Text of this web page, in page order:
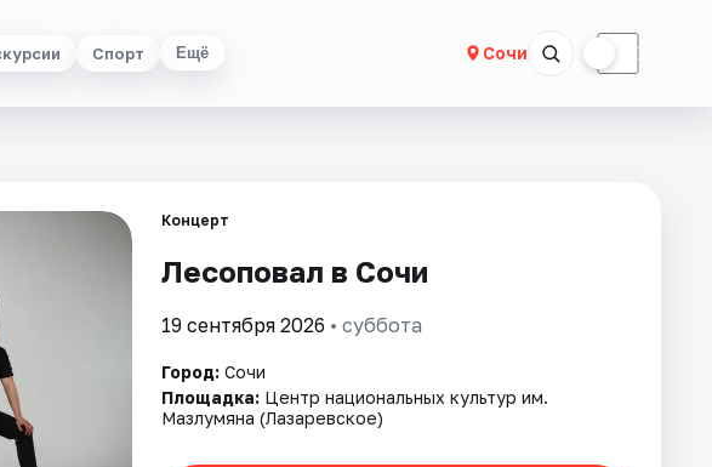
Спорт Ещё Сочи ☾
Концерт
Лесоповал в Сочи
19 сентября 2026 • суббота
Город: Сочи
Площадка: Центр национальных культур им.
Мазлумяна (Лазаревское)